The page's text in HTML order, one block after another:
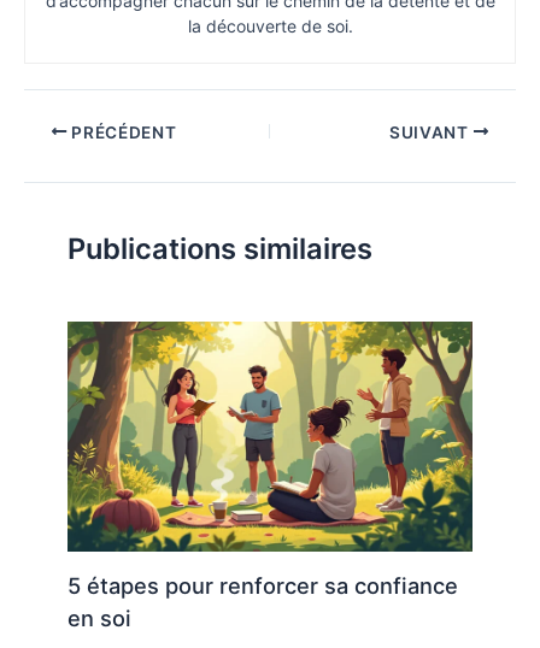
la découverte de soi.
PRÉCÉDENT SUIVANT
Publications similaires
5 étapes pour renforcer sa confiance
en soi